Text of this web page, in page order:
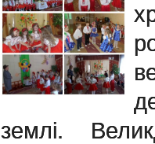
землі.